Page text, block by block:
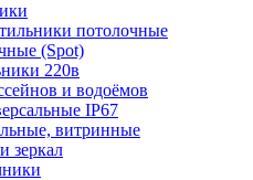
потолочные
(Spot)
220в
и водоёмов
IP67
витринные
зеркал